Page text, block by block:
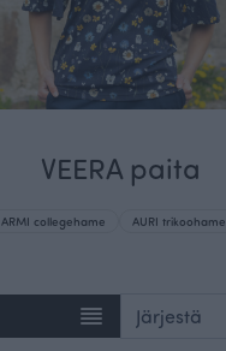
VEERA paita
ARMI collegehame AURI trikoohame